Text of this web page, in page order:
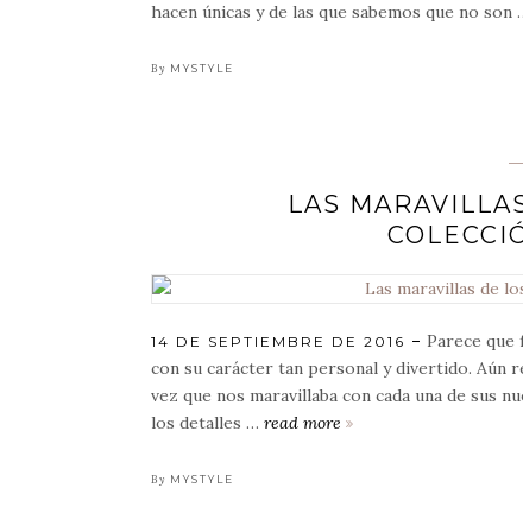
hacen únicas y de las que sabemos que no son
By MYSTYLE
LAS
POSTED
ON
14 DE SEPTIEMBRE DE 2016
Parece
con su carácter tan personal y divertido. Aún
vez que nos maravillaba con cada una de sus
los detalles … read more
las
By MYSTYLE